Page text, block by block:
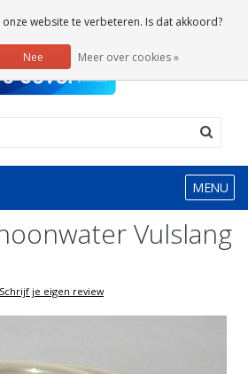
0 Artikelen
MENU
Vulslang
Schrijf je eigen review
website te verbeteren. Is dat akkoord?
Nee Meer over cookies »